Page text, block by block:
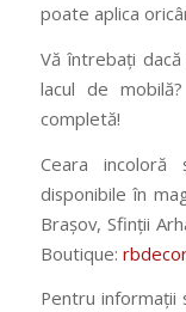
poate aplica
Vă întrebați
lacul de
completă!
Ceara
disponibile în
Brașov, Sfinții
Boutique:
Pentru informații